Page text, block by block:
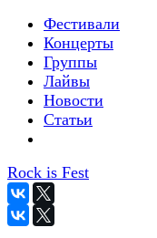
Фестивали
Концерты
Группы
Лайвы
Новости
Статьи
Rock is Fest